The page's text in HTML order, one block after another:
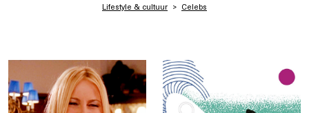
Lifestyle & cultuur Celebs